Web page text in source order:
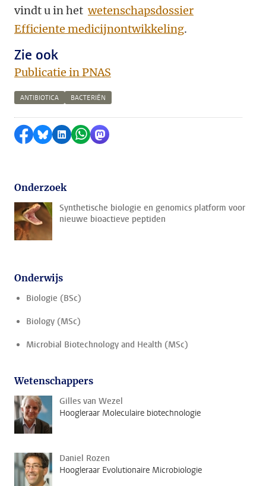
vindt u in hetwetenschapsdossier
Efficiente medicijnontwikkeling.
Zie ook
Publicatie in PNAS
ANTIBIOTICA BACTERIËN
Delen op Facebook
Delen via Bluesky
Delen op LinkedIn
Delen via WhatsApp
Delen via Mastodon
Onderzoek
Synthetische biologie en genomics platform voor
nieuwe bioactieve peptiden
Onderwijs
Biologie (BSc)
Biology (MSc)
Microbial Biotechnology and Health (MSc)
Wetenschappers
Gilles van Wezel
Hoogleraar Moleculaire biotechnologie
Daniel Rozen
Hoogleraar Evolutionaire Microbiologie